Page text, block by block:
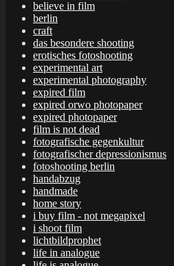
believe in film
berlin
craft
das besondere shooting
erotisches fotoshooting
experimental art
experimental photography
expired film
expired orwo photopaper
expired photopaper
film is not dead
fotografische gegenkultur
fotografischer depressionismus
fotoshooting berlin
handabzug
handmade
home story
i buy film - not megapixel
i shoot film
lichtbildprophet
life in analogue